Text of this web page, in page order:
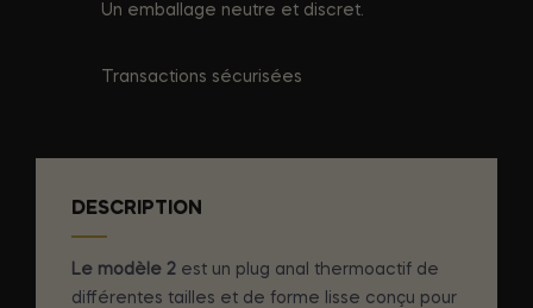
Un emballage neutre et discret.
Transactions sécurisées
DESCRIPTION
Le modèle 2 est un plug anal thermoactif de
différentes tailles et de forme lisse conçu pour